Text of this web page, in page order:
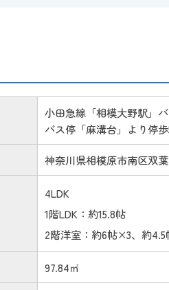
小田急線「相模大野駅」
バス停「麻溝台」より停
神奈川県相模原市南区双
4LDK
1階LDK：約15.8帖
2階洋室：約6帖×3、約4.5
97.84㎡